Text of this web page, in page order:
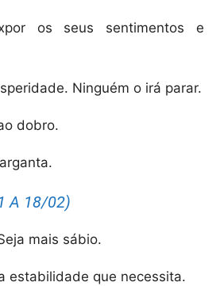
os seus sentimentos e
Ninguém o irá parar.
dobro.
A 18/02)
mais sábio.
estabilidade que necessita.